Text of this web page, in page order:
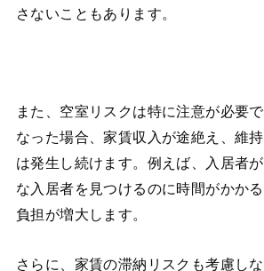
さないこともあります。
また、空室リスクは特に注意が必要
なった場合、家賃収入が途絶え、維
は発生し続けます。例えば、入居者
な入居者を見つけるのに時間がかか
負担が増大します。
さらに、家賃の滞納リスクも考慮し